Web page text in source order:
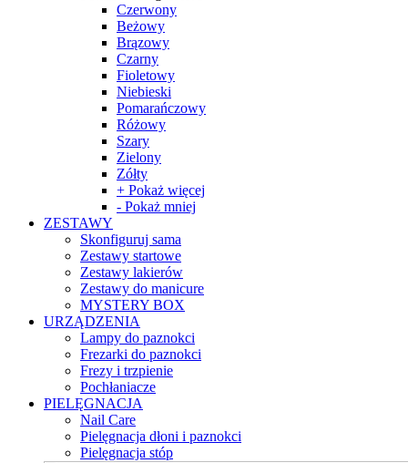
Czerwony
Beżowy
Brązowy
Czarny
Fioletowy
Niebieski
Pomarańczowy
Różowy
Szary
Zielony
Zółty
+ Pokaż więcej
- Pokaż mniej
ZESTAWY
Skonfiguruj sama
Zestawy startowe
Zestawy lakierów
Zestawy do manicure
MYSTERY BOX
URZĄDZENIA
Lampy do paznokci
Frezarki do paznokci
Frezy i trzpienie
Pochłaniacze
PIELĘGNACJA
Nail Care
Pielęgnacja dłoni i paznokci
Pielęgnacja stóp